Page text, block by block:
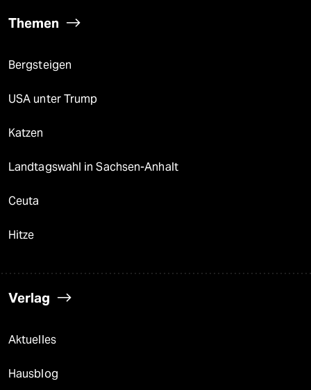
Themen
Bergsteigen
USA unter Trump
Katzen
Landtagswahl in Sachsen-Anhalt
Ceuta
Hitze
Verlag
Aktuelles
Hausblog